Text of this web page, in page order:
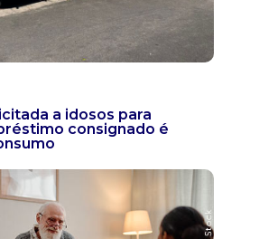
a idosos para
consignado é